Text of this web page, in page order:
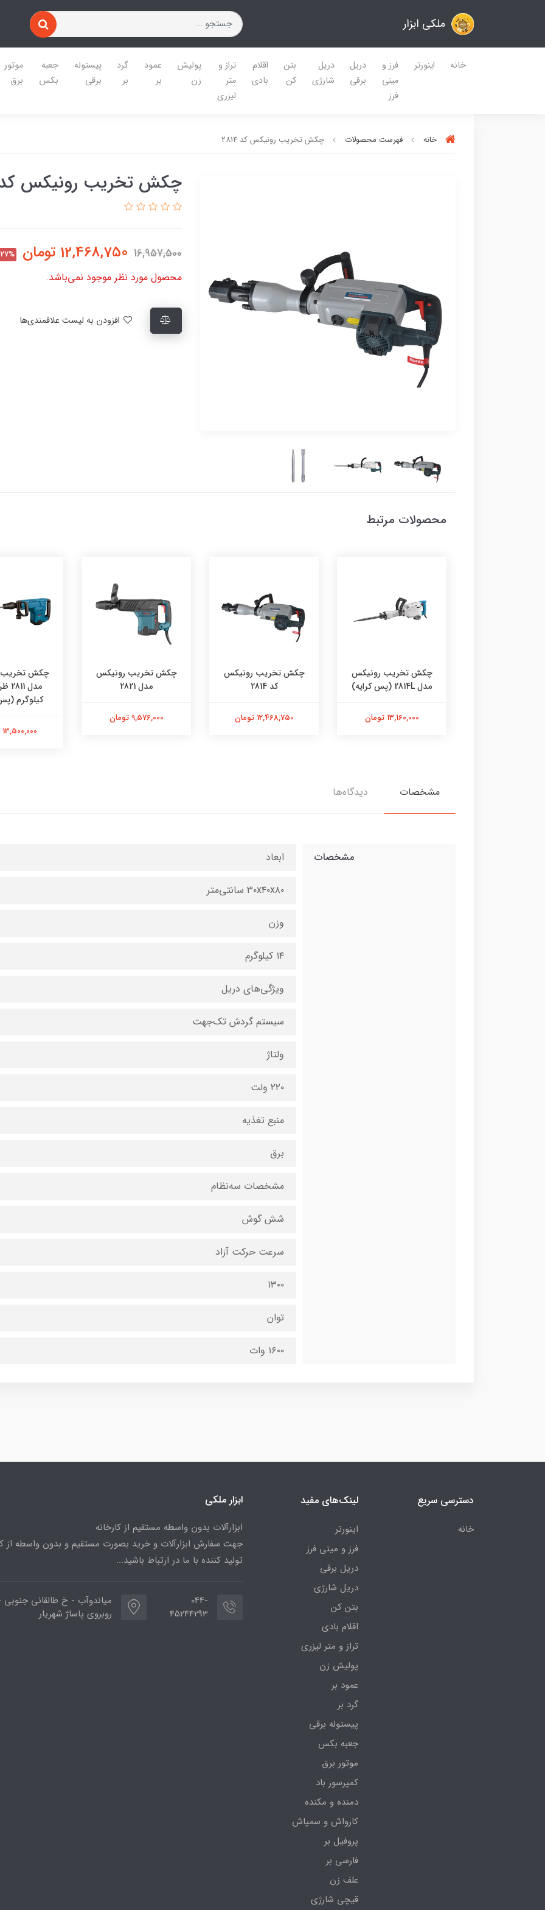
ملکی ابزار
خانه اینورتر
فرز و
مینی
فرز
دریل
برقی
دریل
شارژی
بتن
کن
اقلام
بادی
تراز و
متر
لیزری
پولیش
زن
عمود
بر
گرد
بر
پیستوله
برقی
جعبه
بکس
موتور
برق
خانه فهرست محصولات چکش تخریب رونیکس کد 2814
چکش تخریب رونیکس کد
16,957,500
12,468,750 تومان 27%
محصول مورد نظر موجود نمی‌باشد.
محصولات مرتبط
چکش تخریب رونیکس
مدل 2814L (پس کرایه)
13,160,000 تومان
چکش تخریب رونیکس
کد 2814
12,468,750 تومان
چکش تخریب رونیکس
مدل 2821
9,576,000 تومان
چکش تخریب
کیلوگرم
13,500,000 تومان
مشخصات دیدگاه‌ها
مشخصات ابعاد
۳۰x۴۰x۸۰ سانتی‌متر
وزن
۱۴ کیلوگرم
ویژگی‌های دریل
سیستم گردش تک‌جهت
ولتاژ
۲۲۰ ولت
منبع تغذیه
برق
مشخصات سه‌نظام
شش گوش
سرعت حرکت آزاد
۱۳۰۰
توان
۱۶۰۰ وات
دسترسی سریع
خانه
لینک‌های مفید
اینورتر
فرز و مینی فرز
دریل برقی
دریل شارژی
بتن کن
اقلام بادی
تراز و متر لیزری
پولیش زن
عمود بر
گرد بر
پیستوله برقی
جعبه بکس
موتور برق
کمپرسور باد
دمنده و مکنده
کارواش و سمپاش
پروفیل بر
فارسی بر
علف زن
قیچی شارژی
ابزار ملکی
ابزارآلات بدون واسطه مستقیم از کارخانه
جهت سفارش ابزارآلات و خرید بصورت مستقیم و بدون واسطه از
تولید کننده با ما در ارتباط باشید...
044-
45244293
میاندوآب - خ طالقانی جنوبی
روبروی پاساژ شهریار